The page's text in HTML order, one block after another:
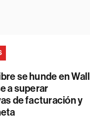
se hunde en Wall
a superar
de facturación y